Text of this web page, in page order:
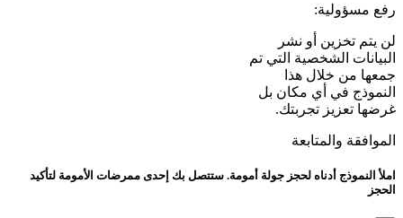
رفع مسؤولية:
لن يتم تخزين أو نشر
البيانات الشخصية التي تم
جمعها من خلال هذا
النموذج في أي مكان بل
غرضها تعزيز تجربتك.
الموافقة والمتابعة
املأ النموذج أدناه لحجز جولة أمومة. ستتصل بك إحدى ممرضات الأمومة لتأكيد
الحجز